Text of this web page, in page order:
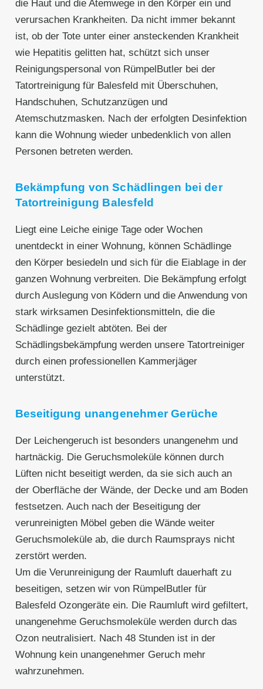
die Haut und die Atemwege in den Körper ein und
verursachen Krankheiten. Da nicht immer bekannt
ist, ob der Tote unter einer ansteckenden Krankheit
wie Hepatitis gelitten hat, schützt sich unser
Reinigungspersonal von RümpelButler bei der
Tatortreinigung für Balesfeld mit Überschuhen,
Handschuhen, Schutzanzügen und
Atemschutzmasken. Nach der erfolgten Desinfektion
kann die Wohnung wieder unbedenklich von allen
Personen betreten werden.
Bekämpfung von Schädlingen bei der
Tatortreinigung Balesfeld
Liegt eine Leiche einige Tage oder Wochen
unentdeckt in einer Wohnung, können Schädlinge
den Körper besiedeln und sich für die Eiablage in der
ganzen Wohnung verbreiten. Die Bekämpfung erfolgt
durch Auslegung von Ködern und die Anwendung von
stark wirksamen Desinfektionsmitteln, die die
Schädlinge gezielt abtöten. Bei der
Schädlingsbekämpfung werden unsere Tatortreiniger
durch einen professionellen Kammerjäger
unterstützt.
Beseitigung unangenehmer Gerüche
Der Leichengeruch ist besonders unangenehm und
hartnäckig. Die Geruchsmoleküle können durch
Lüften nicht beseitigt werden, da sie sich auch an
der Oberfläche der Wände, der Decke und am Boden
festsetzen. Auch nach der Beseitigung der
verunreinigten Möbel geben die Wände weiter
Geruchsmoleküle ab, die durch Raumsprays nicht
zerstört werden.
Um die Verunreinigung der Raumluft dauerhaft zu
beseitigen, setzen wir von RümpelButler für
Balesfeld Ozongeräte ein. Die Raumluft wird gefiltert,
unangenehme Geruchsmoleküle werden durch das
Ozon neutralisiert. Nach 48 Stunden ist in der
Wohnung kein unangenehmer Geruch mehr
wahrzunehmen.